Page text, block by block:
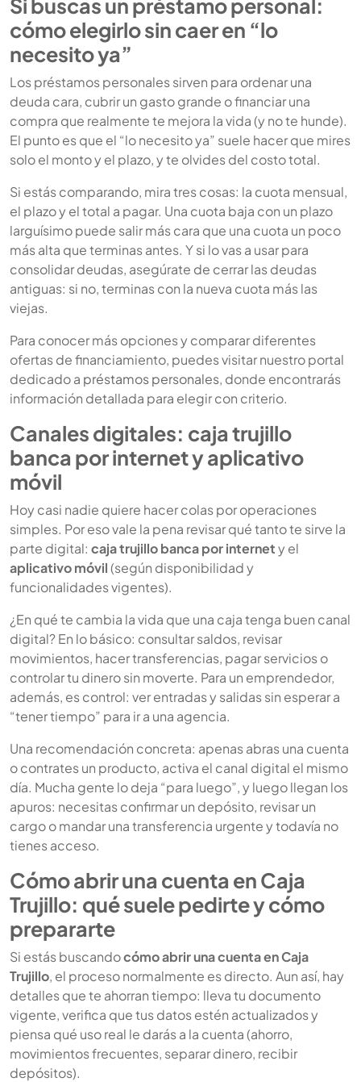
Si buscas un préstamo personal:
cómo elegirlo sin caer en “lo
necesito ya”
Los préstamos personales sirven para ordenar una
deuda cara, cubrir un gasto grande o financiar una
compra que realmente te mejora la vida (y no te hunde).
El punto es que el “lo necesito ya” suele hacer que mires
solo el monto y el plazo, y te olvides del costo total.
Si estás comparando, mira tres cosas: la cuota mensual,
el plazo y el total a pagar. Una cuota baja con un plazo
larguísimo puede salir más cara que una cuota un poco
más alta que terminas antes. Y si lo vas a usar para
consolidar deudas, asegúrate de cerrar las deudas
antiguas: si no, terminas con la nueva cuota más las
viejas.
Para conocer más opciones y comparar diferentes
ofertas de financiamiento, puedes visitar nuestro portal
dedicado a préstamos personales, donde encontrarás
información detallada para elegir con criterio.
Canales digitales: caja trujillo
banca por internet y aplicativo
móvil
Hoy casi nadie quiere hacer colas por operaciones
simples. Por eso vale la pena revisar qué tanto te sirve la
parte digital: caja trujillo banca por internety el
aplicativo móvil(según disponibilidad y
funcionalidades vigentes).
¿En qué te cambia la vida que una caja tenga buen canal
digital? En lo básico: consultar saldos, revisar
movimientos, hacer transferencias, pagar servicios o
controlar tu dinero sin moverte. Para un emprendedor,
además, es control: ver entradas y salidas sin esperar a
“tener tiempo” para ir a una agencia.
Una recomendación concreta: apenas abras una cuenta
o contrates un producto, activa el canal digital el mismo
día. Mucha gente lo deja “para luego”, y luego llegan los
apuros: necesitas confirmar un depósito, revisar un
cargo o mandar una transferencia urgente y todavía no
tienes acceso.
Cómo abrir una cuenta en Caja
Trujillo: qué suele pedirte y cómo
prepararte
Si estás buscandocómo abrir una cuenta en Caja
Trujillo, el proceso normalmente es directo. Aun así, hay
detalles que te ahorran tiempo: lleva tu documento
vigente, verifica que tus datos estén actualizados y
piensa qué uso real le darás a la cuenta (ahorro,
movimientos frecuentes, separar dinero, recibir
depósitos).